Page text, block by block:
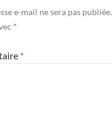
e-mail ne sera pas publiée.
*
*